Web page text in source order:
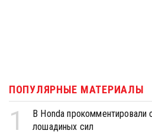
ПОПУЛЯРНЫЕ МАТЕРИАЛЫ
1
В Honda прокомментировали
лошадиных сил